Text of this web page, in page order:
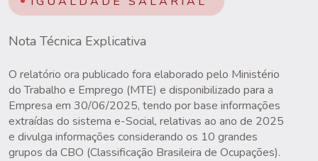
Nota Técnica Explicativa
O relatório ora publicado fora elaborado pelo Ministério
do Trabalho e Emprego (MTE) e disponibilizado para a
Empresa em 30/06/2025, tendo por base informações
extraídas do sistema e-Social, relativas ao ano de 2025
e divulga informações considerando os 10 grandes
grupos da CBO (Classificação Brasileira de Ocupações).